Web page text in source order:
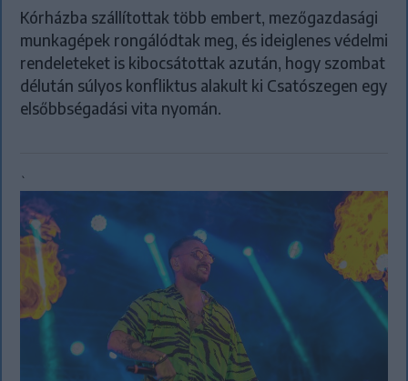
Kórházba szállítottak több embert, mezőgazdasági
munkagépek rongálódtak meg, és ideiglenes védelmi
rendeleteket is kibocsátottak azután, hogy szombat
délután súlyos konfliktus alakult ki Csatószegen egy
elsőbbségadási vita nyomán.
`